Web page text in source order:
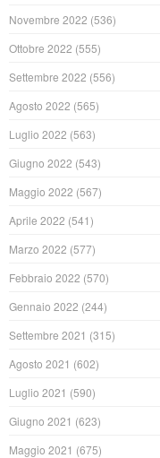
Novembre 2022 (536)
Ottobre 2022 (555)
Settembre 2022 (556)
Agosto 2022 (565)
Luglio 2022 (563)
Giugno 2022 (543)
Maggio 2022 (567)
Aprile 2022 (541)
Marzo 2022 (577)
Febbraio 2022 (570)
Gennaio 2022 (244)
Settembre 2021 (315)
Agosto 2021 (602)
Luglio 2021 (590)
Giugno 2021 (623)
Maggio 2021 (675)